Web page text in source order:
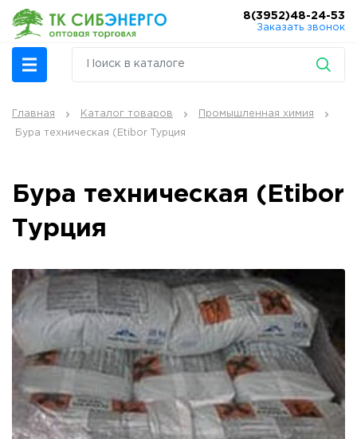
8(3952)48-24-53
Заказать звонок
Главная Каталог товаров Промышленная химия
Бура техническая (Etibor Турция
Бура техническая (Etibor
Турция